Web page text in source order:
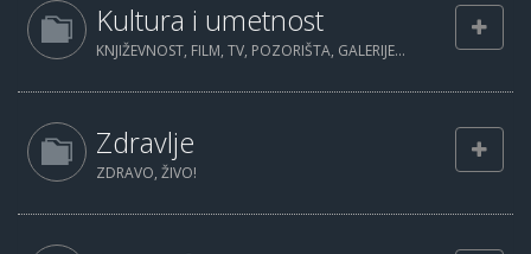
Kultura i umetnost
KNJIŽEVNOST, FILM, TV, POZORIŠTA, GALERIJE...
Zdravlje
ZDRAVO, ŽIVO!